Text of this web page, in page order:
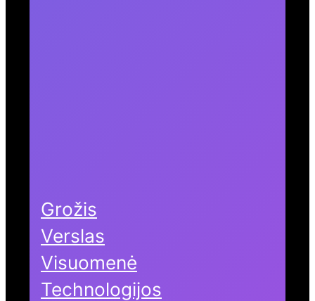
Grožis
Verslas
Visuomenė
Technologijos